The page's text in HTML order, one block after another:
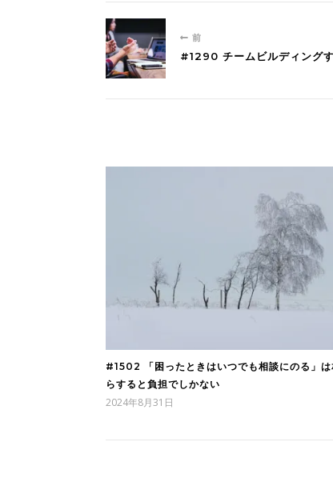
前
#1290 チームビルディングす
#1502 「困ったときはいつでも相談にのる」
らすると負担でしかない
2024年8月31日